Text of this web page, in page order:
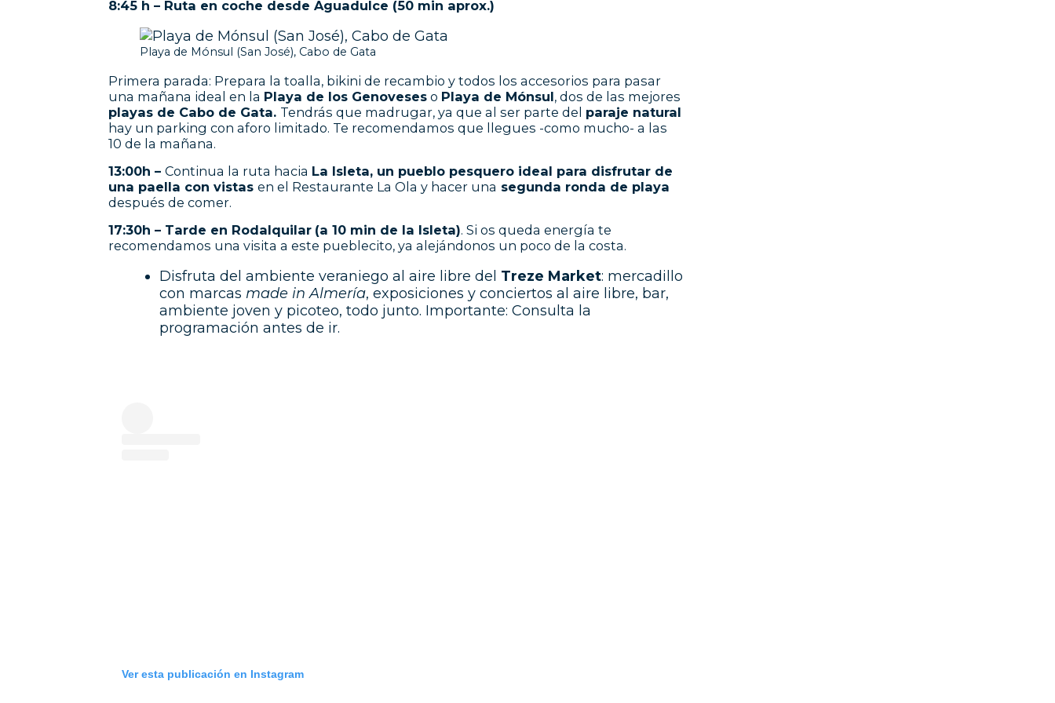
8:45 h – Ruta en coche desde Aguadulce (50 min aprox.)
Playa de Mónsul (San José), Cabo de Gata
Primera parada: Prepara la toalla, bikini de recambio y todos los accesorios para pasar
una mañana ideal en la Playa de los Genoveses o Playa de Mónsul, dos de las mejores
playas de Cabo de Gata. Tendrás que madrugar, ya que al ser parte del paraje natural
hay un parking con aforo limitado. Te recomendamos que llegues -como mucho- a las
10 de la mañana.
13:00h – Continua la ruta hacia La Isleta, un pueblo pesquero ideal para disfrutar de
una paella con vistas en el Restaurante La Ola y hacer una segunda ronda de playa
después de comer.
17:30h – Tarde en Rodalquilar (a 10 min de la Isleta). Si os queda energía te
recomendamos una visita a este pueblecito, ya alejándonos un poco de la costa.
Disfruta del ambiente veraniego al aire libre del Treze Market: mercadillo
con marcas made in Almería, exposiciones y conciertos al aire libre, bar,
ambiente joven y picoteo, todo junto. Importante: Consulta la
programación antes de ir.
Ver esta publicación en Instagram